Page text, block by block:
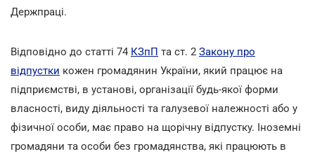
Держпраці.
Відповідно до статті 74 КЗпП та ст. 2 Закону про
відпустки кожен громадянин України, який працює на
підприємстві, в установі, організації будь-якої форми
власності, виду діяльності та галузевої належності або у
фізичної особи, має право на щорічну відпустку. Іноземні
громадяни та особи без громадянства, які працюють в